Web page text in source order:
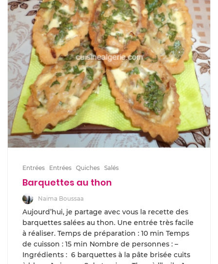
Entrées Entrées Quiches Salés
Barquettes au thon
Naima Boussaa
Aujourd’hui, je partage avec vous la recette des
barquettes salées au thon. Une entrée très facile
à réaliser. Temps de préparation : 10 min Temps
de cuisson : 15 min Nombre de personnes : –
Ingrédients : 6 barquettes à la pâte brisée cuits